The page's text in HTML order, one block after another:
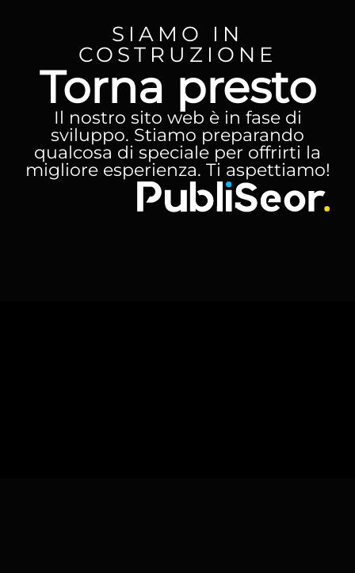
SIAMO IN
COSTRUZIONE
Torna presto
Il nostro sito web è in fase di
sviluppo. Stiamo preparando
qualcosa di speciale per offrirti la
migliore esperienza. Ti aspettiamo!